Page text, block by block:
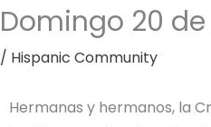
Domingo 20
/ Hispanic Community
Hermanas y hermanos, la